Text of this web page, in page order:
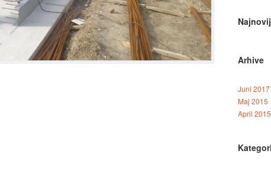
Arhive
Juni 2017
Maj 2015
April 2015